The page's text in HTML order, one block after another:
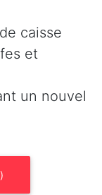
caisse
et
un nouvel